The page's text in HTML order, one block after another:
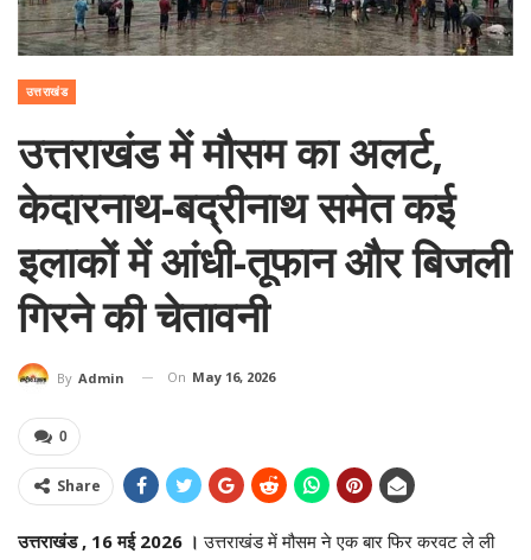
उत्तराखंड
उत्तराखंड में मौसम का अलर्ट,
केदारनाथ-बद्रीनाथ समेत कई
इलाकों में आंधी-तूफान और बिजली
गिरने की चेतावनी
By Admin On May 16, 2026
0
Share
उत्तराखंड , 16 मई 2026 ।उत्तराखंड में मौसम ने एक बार फिर करवट ले ली